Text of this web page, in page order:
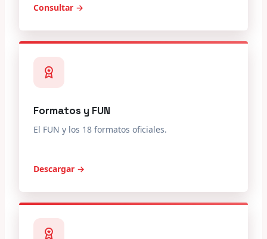
Consultar →
Formatos y FUN
El FUN y los 18 formatos oficiales.
Descargar →